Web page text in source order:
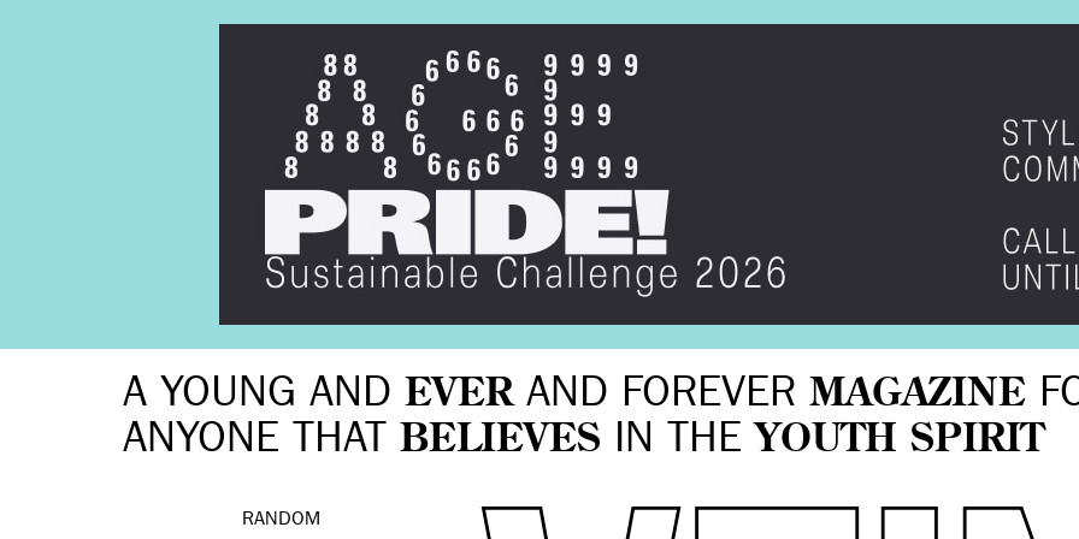
A YOUNG AND EVERAND FOREVER MAGAZINE
ANYONE THAT BELIEVES IN THE YOUTH SPIRIT
RANDOM